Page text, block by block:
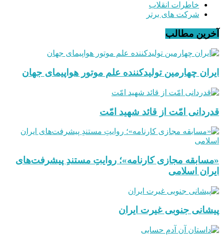
خاطرات انقلاب
شرکت های برتر
آخرین مطالب
ایران چهارمین تولیدکننده علم موتور هواپیمای جهان
قدردانی امّت از قائد شهید امّت
«مسابقه مجازی کارنامه»؛ روایتِ مستندِ پیشرفت‌های
ایران اسلامی
پیشانی جنوبی غیرت ایران